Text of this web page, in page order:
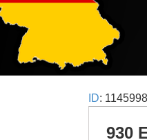
ID:
930